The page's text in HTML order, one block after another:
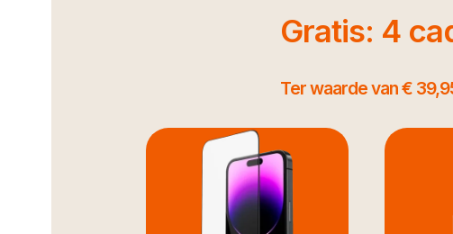
Gratis: 4
Ter waarde van €